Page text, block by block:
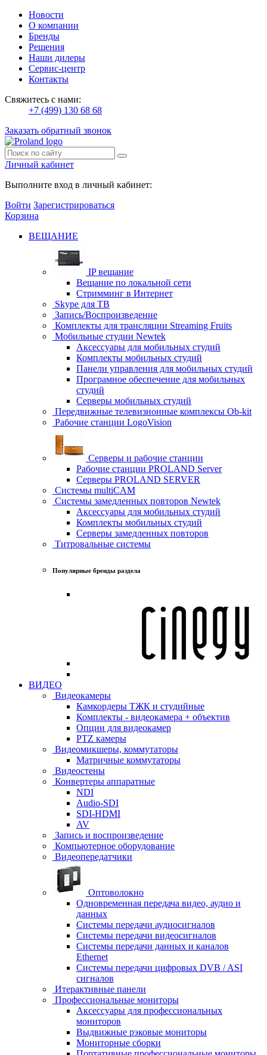
Новости
О компании
Бренды
Решения
Наши дилеры
Сервис-центр
Контакты
Свяжитесь с нами:
+7 (499) 130 68 68
Заказать обратный звонок
Личный кабинет
Выполните вход в личный кабинет:
Войти Зарегистрироваться
Корзина
ВЕЩАНИЕ
IP вещание
Вещание по локальной сети
Стримминг в Интернет
Skype для ТВ
Запись/Воспроизведение
Комплекты для трансляции Streaming Fruits
Мобильные студии Newtek
Аксессуары для мобильных студий
Комплекты мобильных студий
Панели управления для мобильных студий
Програмное обеспечение для мобильных
студий
Серверы мобильных студий
Передвижные телевизионные комплексы Ob-kit
Рабочие станции LogoVision
Серверы и рабочие станции
Рабочие станции PROLAND Server
Серверы PROLAND SERVER
Системы multiCAM
Системы замедленных повторов Newtek
Аксессуары для мобильных студий
Комплекты мобильных студий
Серверы замедленных повторов
Титровальные системы
Популярные бренды раздела
ВИДЕО
Видеокамеры
Камкордеры ТЖК и студийные
Комплекты - видеокамера + объектив
Опции для видеокамер
PTZ камеры
Видеомикшеры, коммутаторы
Матричные коммутаторы
Видеостены
Конвертеры аппаратные
NDI
Audio-SDI
SDI-HDMI
AV
Запись и воспроизведение
Компьютерное оборудование
Видеопередатчики
Оптоволокно
Одновременная передача видео, аудио и
данных
Системы передачи аудиосигналов
Системы передачи видеосигналов
Системы передачи данных и каналов
Ethernet
Системы передачи цифровых DVB / ASI
сигналов
Итерактивные панели
Профессиональные мониторы
Аксессуары для профессиональных
мониторов
Выдвижные рэковые мониторы
Мониторные сборки